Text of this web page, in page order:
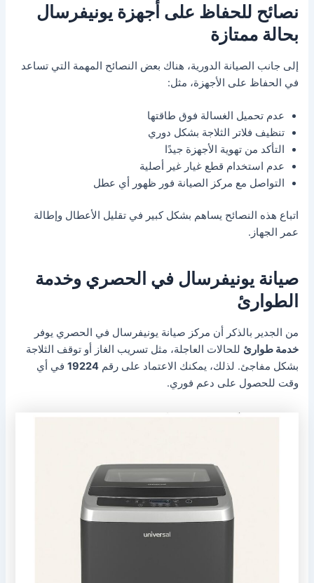
نصائح للحفاظ على أجهزة يونيفرسال
بحالة ممتازة
إلى جانب الصيانة الدورية، هناك بعض النصائح المهمة التي تساعد
في الحفاظ على الأجهزة، مثل:
عدم تحميل الغسالة فوق طاقتها
تنظيف فلاتر الثلاجة بشكل دوري
التأكد من تهوية الأجهزة جيدًا
عدم استخدام قطع غيار غير أصلية
التواصل مع مركز الصيانة فور ظهور أي عطل
اتباع هذه النصائح يساهم بشكل كبير في تقليل الأعطال وإطالة
عمر الجهاز.
صيانة يونيفرسال في الحصري وخدمة
الطوارئ
من الجدير بالذكر أن مركز صيانة يونيفرسال في الحصري يوفر
خدمة طوارئ للحالات العاجلة، مثل تسريب الغاز أو توقف الثلاجة
بشكل مفاجئ. لذلك، يمكنك الاعتماد على رقم19224 في أي
وقت للحصول على دعم فوري.